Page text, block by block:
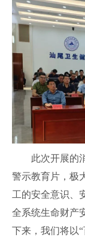
此次开展的消
警示教育片，极
工的安全意识、
全系统生命财产
下来，我们将以